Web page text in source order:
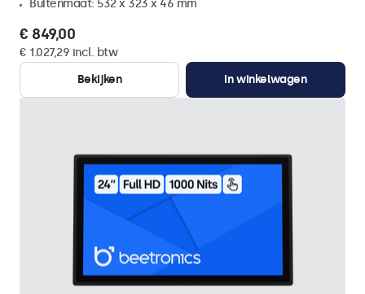
Buitenmaat: 532 x 323 x 46 mm
€ 849,00
€ 1.027,29 incl. btw
Bekijken
In winkelwagen